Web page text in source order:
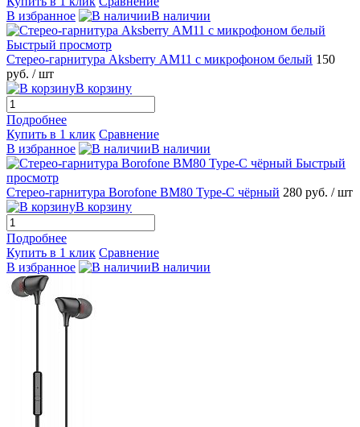
В избранное
В наличии
Быстрый просмотр
Стерео-гарнитура Aksberry АM11 с микрофоном белый 150
руб. / шт
В корзину
Подробнее
Купить в 1 клик Сравнение
В избранное
В наличии
Быстрый
просмотр
Стерео-гарнитура Borofone BM80 Type-C чёрный 280 руб. / шт
В корзину
Подробнее
Купить в 1 клик Сравнение
В избранное
В наличии